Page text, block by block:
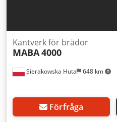
Sierakowska Huta 648 km
Kantverk för brädor
MABA4000
Förfråga